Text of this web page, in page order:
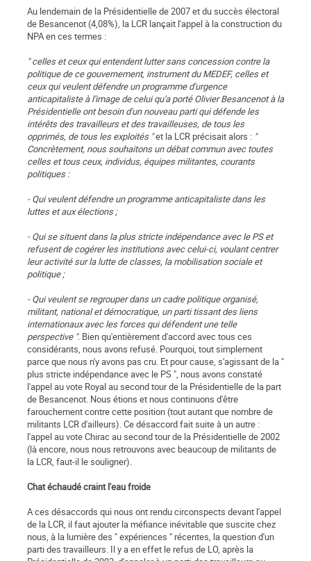
Au lendemain de la Présidentielle de 2007 et du succès électoral
de Besancenot (4,08%), la LCR lançait l'appel à la construction du
NPA en ces termes :
" celles et ceux qui entendent lutter sans concession contre la
politique de ce gouvernement, instrument du MEDEF, celles et
ceux qui veulent défendre un programme d'urgence
anticapitaliste à l'image de celui qu'a porté Olivier Besancenot à la
Présidentielle ont besoin d'un nouveau parti qui défende les
intérêts des travailleurs et des travailleuses, de tous les
opprimés, de tous les exploités "et la LCR précisait alors : "
Concrètement, nous souhaitons un débat commun avec toutes
celles et tous ceux, individus, équipes militantes, courants
politiques :
- Qui veulent défendre un programme anticapitaliste dans les
luttes et aux élections ;
- Qui se situent dans la plus stricte indépendance avec le PS et
refusent de cogérer les institutions avec celui-ci, voulant centrer
leur activité sur la lutte de classes, la mobilisation sociale et
politique ;
- Qui veulent se regrouper dans un cadre politique organisé,
militant, national et démocratique, un parti tissant des liens
internationaux avec les forces qui défendent une telle
perspective ". Bien qu'entièrement d'accord avec tous ces
considérants, nous avons refusé. Pourquoi, tout simplement
parce que nous n'y avons pas cru. Et pour cause, s'agissant de la "
plus stricte indépendance avec le PS ", nous avons constaté
l'appel au vote Royal au second tour de la Présidentielle de la part
de Besancenot. Nous étions et nous continuons d'être
farouchement contre cette position (tout autant que nombre de
militants LCR d'ailleurs). Ce désaccord fait suite à un autre :
l'appel au vote Chirac au second tour de la Présidentielle de 2002
(là encore, nous nous retrouvons avec beaucoup de militants de
la LCR, faut-il le souligner).
Chat échaudé craint l'eau froide
A ces désaccords qui nous ont rendu circonspects devant l'appel
de la LCR, il faut ajouter la méfiance inévitable que suscite chez
nous, à la lumière des " expériences " récentes, la question d'un
parti des travailleurs. Il y a en effet le refus de LO, après la